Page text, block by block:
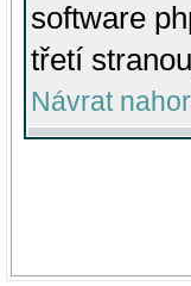
software
třetí
Návrat